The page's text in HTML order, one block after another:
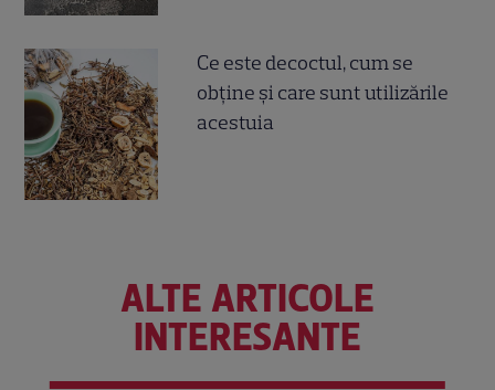
Ce este decoctul, cum se
obţine şi care sunt utilizările
acestuia
ALTE ARTICOLE
INTERESANTE